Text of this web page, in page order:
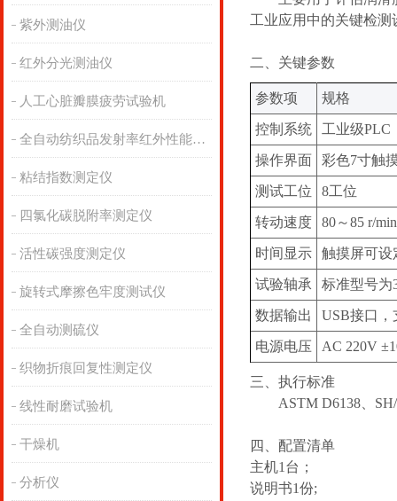
紫外测油仪
红外分光测油仪
人工心脏瓣膜疲劳试验机
全自动纺织品发射率红外性能分析
粘结指数测定仪
四氯化碳脱附率测定仪
活性碳强度测定仪
旋转式摩擦色牢度测试仪
全自动测硫仪
织物折痕回复性测定仪
线性耐磨试验机
干燥机
分析仪
工业应用中的关键检测
‌二、关键参数
参数项 规格
控制系统 工业级PLC
操作界面 彩色7寸触
测试工位 8工位
转动速度 80～85 r/min
时间显示 触摸屏可设
试验轴承 标准型号为
数据输出 USB接口，
电源电压 AC 220V
三、 执行标准
ASTM D6138‌、‌
四、配置清单
主机1台；
说明书1份;